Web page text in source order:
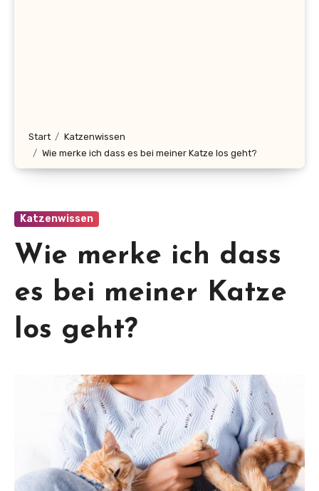
Start
Katzenwissen
Wie merke ich dass es bei meiner Katze los geht?
Katzenwissen
Wie merke ich dass
es bei meiner Katze
los geht?